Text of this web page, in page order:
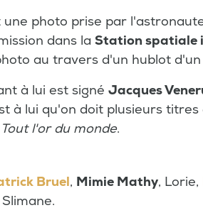
une photo prise par
dans la Station spatiale
au travers d'un hublot d'un
à lui est signé Jacques
à lui qu'on doit plusieurs titres
Tout l'or du monde.
Bruel, Mimie Mathy, Lorie,